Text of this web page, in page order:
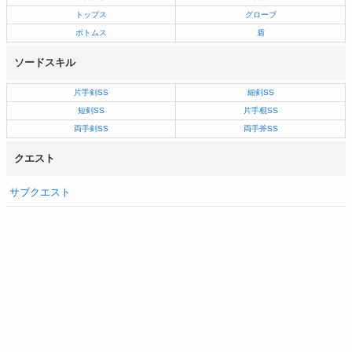
トップス グローブ
ボトムス 盾
ソードスキル
片手剣SS 細剣SS
短剣SS 片手棍SS
両手剣SS 両手斧SS
クエスト
サブクエスト